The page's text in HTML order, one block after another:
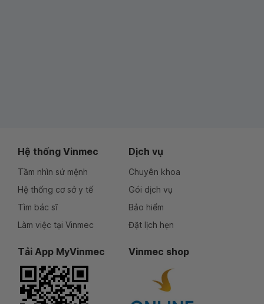
Hệ thống Vinmec
Tầm nhìn sứ mệnh
Hệ thống cơ sở y tế
Tìm bác sĩ
Làm việc tại Vinmec
Dịch vụ
Chuyên khoa
Gói dịch vụ
Bảo hiểm
Đặt lịch hẹn
Tải App MyVinmec Vinmec shop